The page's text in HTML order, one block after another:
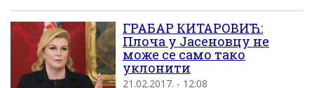
ГРАБАР КИТАРОВИЋ:
Плоча у Јасеновцу не
може се само тако
уклонити
21.02.2017. - 12:08